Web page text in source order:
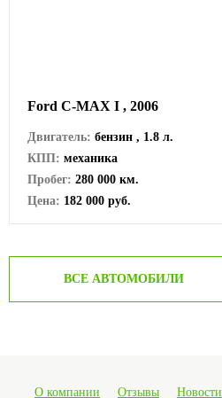
Ford C-MAX I , 2006
Двигатель: бензин , 1.8 л.
КПП: механика
Пробег: 280 000 км.
Цена: 182 000 руб.
ВСЕ АВТОМОБИЛИ
О компании Отзывы Новости